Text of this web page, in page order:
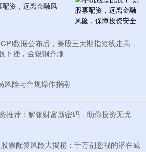
资，远离金融风
数据公布后，美股三大期指短线走高，
下挫，金银铜齐涨
风险与合规操作指南
推荐：解锁财富新密码，助你投资无忧
票配资风险大揭秘：千万别忽视的潜在威